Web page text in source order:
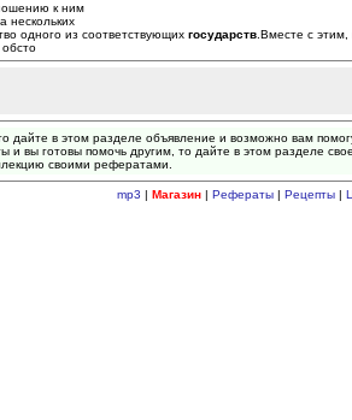
к ним
нескольких
одного из соответствующихгосударств .Вместе с
дайте в этом разделе объявление и возможно вам
и вы готовы помочь другим, то дайте в этом разделе
своими рефератами.
mp3 | Магазин| Рефераты| Рецепты|